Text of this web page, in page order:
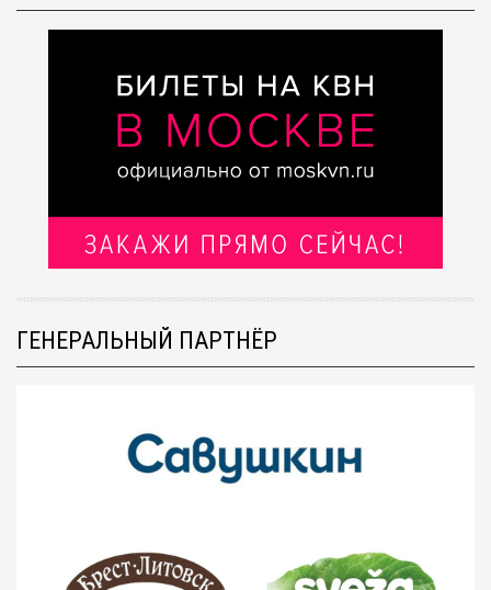
ГЕНЕРАЛЬНЫЙ ПАРТНЁР